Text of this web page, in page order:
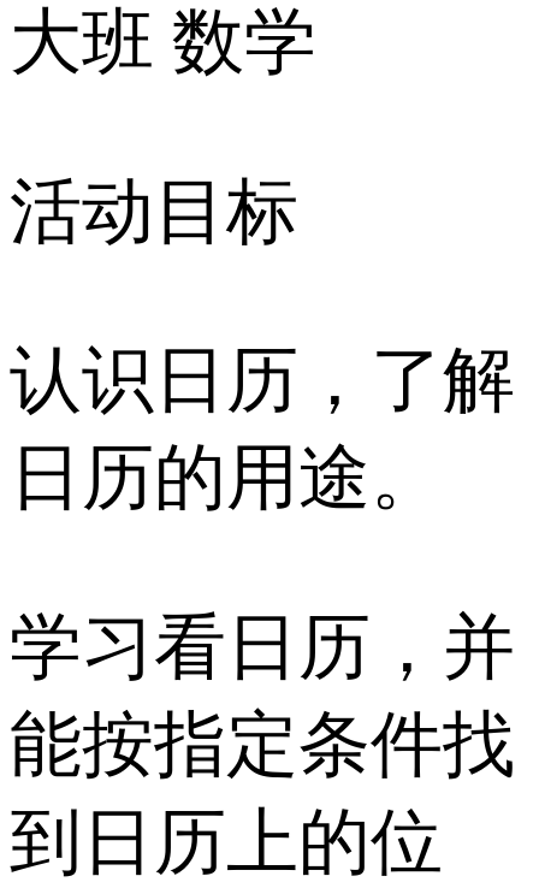
大班 数学
活动目标
认识日历，了解
日历的用途。
学习看日历，并
能按指定条件找
到日历上的位